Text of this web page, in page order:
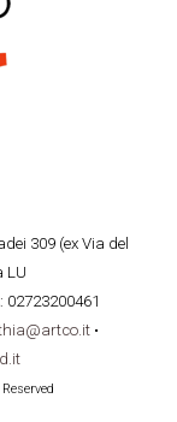
309 (ex Via del
LU
02723200461
•